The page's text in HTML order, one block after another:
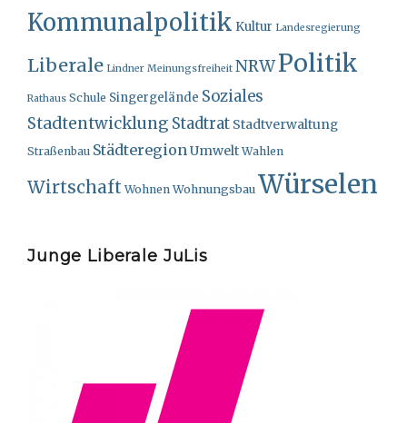
Kommunalpolitik Kultur Landesregierung
Liberale Lindner Meinungsfreiheit NRWPolitik
Rathaus Schule Singergelände Soziales
Stadtentwicklung Stadtrat Stadtverwaltung
Straßenbau StädteregionUmwelt Wahlen
Wirtschaft Wohnen WohnungsbauWürselen
Junge Liberale JuLis